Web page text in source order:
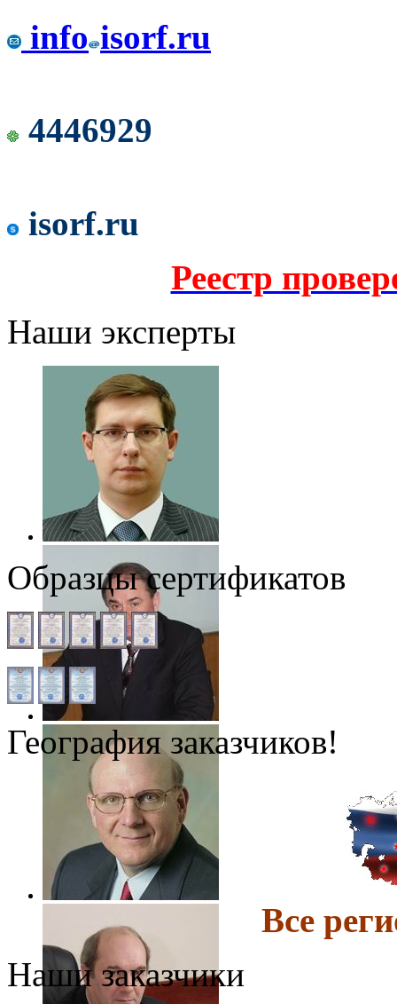
info isorf.ru
4446929
isorf.ru
Реестр
Наши эксперты
Образцы сертификатов
География заказчиков!
Все
Наши заказчики